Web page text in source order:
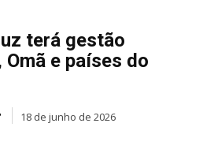
terá gestão
e países do
18 de junho de 2026